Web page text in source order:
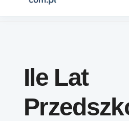
Ile Lat